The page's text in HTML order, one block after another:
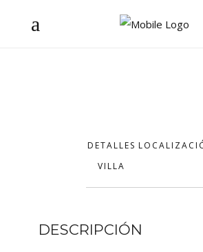
DETALLES
VILLA
DESCRIPCIÓN